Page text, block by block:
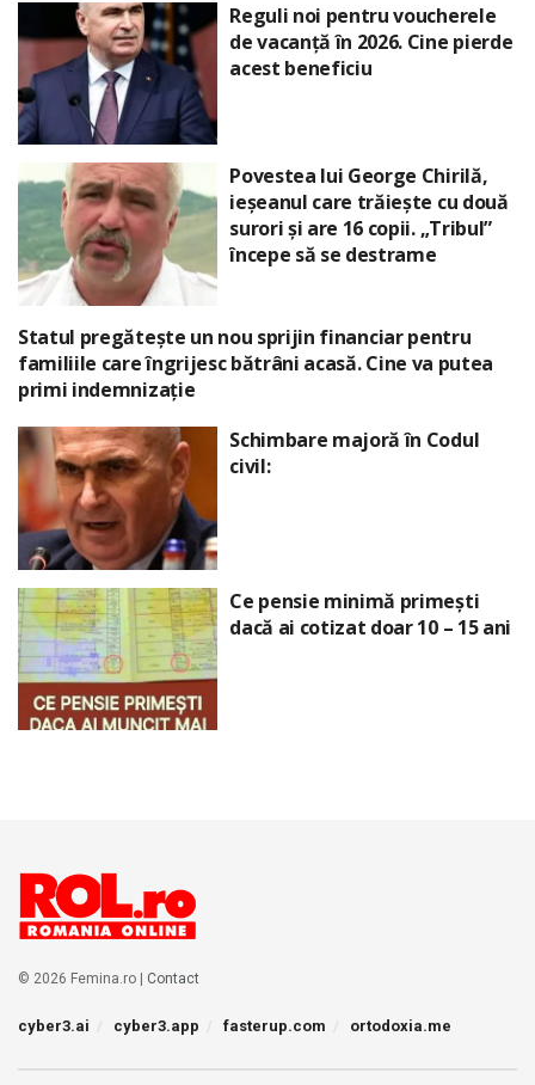
Reguli noi pentru voucherele
de vacanță în 2026. Cine pierde
acest beneficiu
Povestea lui George Chirilă,
ieșeanul care trăiește cu două
surori și are 16 copii. „Tribul”
începe să se destrame
Statul pregătește un nou sprijin financiar pentru
familiile care îngrijesc bătrâni acasă. Cine va putea
primi indemnizație
Schimbare majoră în Codul
civil:
Ce pensie minimă primești
dacă ai cotizat doar 10 – 15 ani
© 2026 Femina.ro | Contact
cyber3.ai cyber3.app fasterup.com ortodoxia.me